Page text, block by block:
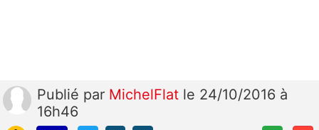
Publié par MichelFlat le 24/10/2016 à
16h46